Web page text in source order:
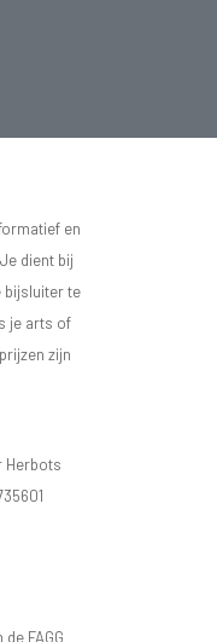
en
dient bij
bijsluiter te
je arts of
zijn
Herbots
FAGG